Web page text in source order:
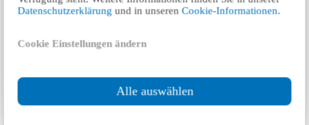
Datenschutzerklärung und in unserenCookie-Informationen.
Cookie Einstellungen ändern
Alle auswählen